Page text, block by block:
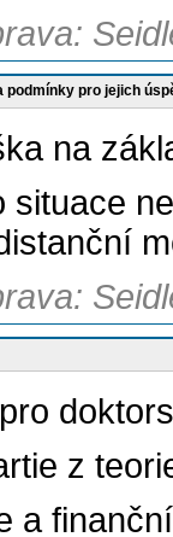
podmínky pro jejich
na
situace
z
a